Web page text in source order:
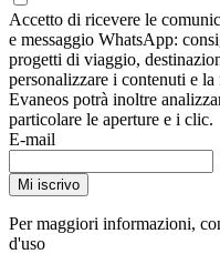
Accetto di ricevere le
e messaggio WhatsApp:
progetti di viaggio,
personalizzare i contenuti e
Evaneos potrà inoltre
particolare le aperture e i clic.
E-mail
Mi iscrivo
Per maggiori informazioni,
d'uso